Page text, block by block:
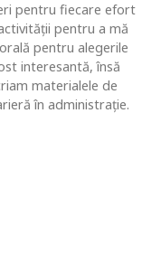
pentru fiecare efort
pentru a mă
pentru alegerile
interesantă, însă
materialele de
în administrație.